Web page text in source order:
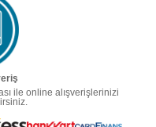
ile online alışverişlerinizi